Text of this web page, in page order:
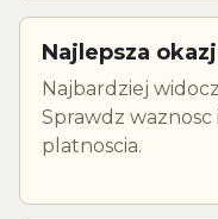
Najlepsza
Najbardziej
Sprawdz
platnoscia.